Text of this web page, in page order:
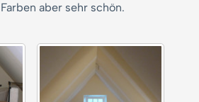
aber sehr schön.